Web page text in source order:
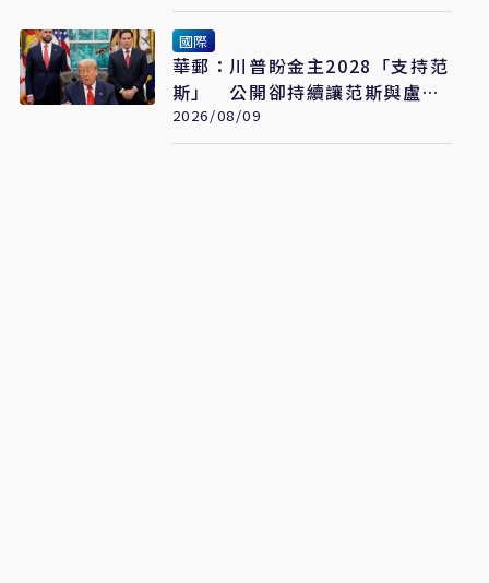
國際
華郵：川普盼金主2028「支持范
斯」 公開卻持續讓范斯與盧比
奧較勁接班
2026/08/09